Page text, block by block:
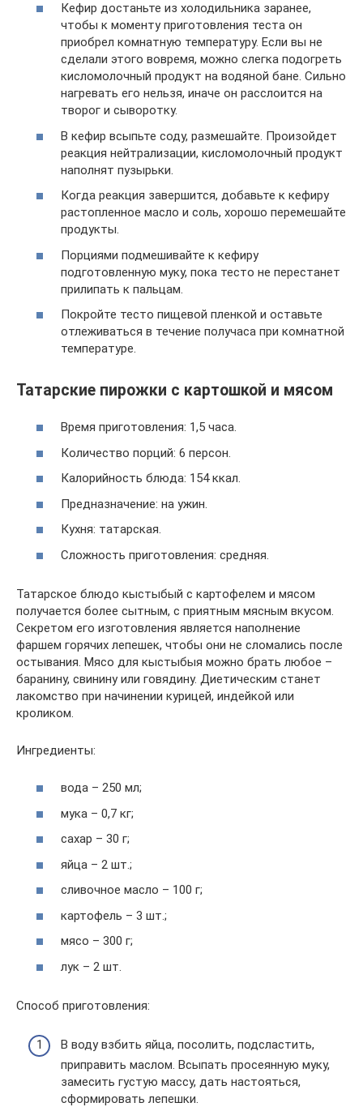
Кефир достаньте из холодильника заранее,
чтобы к моменту приготовления теста он
приобрел комнатную температуру. Если вы не
сделали этого вовремя, можно слегка подогреть
кисломолочный продукт на водяной бане. Сильно
нагревать его нельзя, иначе он расслоится на
творог и сыворотку.
В кефир всыпьте соду, размешайте. Произойдет
реакция нейтрализации, кисломолочный продукт
наполнят пузырьки.
Когда реакция завершится, добавьте к кефиру
растопленное масло и соль, хорошо перемешайте
продукты.
Порциями подмешивайте к кефиру
подготовленную муку, пока тесто не перестанет
прилипать к пальцам.
Покройте тесто пищевой пленкой и оставьте
отлеживаться в течение получаса при комнатной
температуре.
Татарские пирожки с картошкой и мясом
Время приготовления: 1,5 часа.
Количество порций: 6 персон.
Калорийность блюда: 154 ккал.
Предназначение: на ужин.
Кухня: татарская.
Сложность приготовления: средняя.
Татарское блюдо кыстыбый с картофелем и мясом
получается более сытным, с приятным мясным вкусом.
Секретом его изготовления является наполнение
фаршем горячих лепешек, чтобы они не сломались после
остывания. Мясо для кыстыбыя можно брать любое –
баранину, свинину или говядину. Диетическим станет
лакомство при начинении курицей, индейкой или
кроликом.
Ингредиенты:
вода – 250 мл;
мука – 0,7 кг;
сахар – 30 г;
яйца – 2 шт.;
сливочное масло – 100 г;
картофель – 3 шт.;
мясо – 300 г;
лук – 2 шт.
Способ приготовления:
В воду взбить яйца, посолить, подсластить,
приправить маслом. Всыпать просеянную муку,
замесить густую массу, дать настояться,
сформировать лепешки.